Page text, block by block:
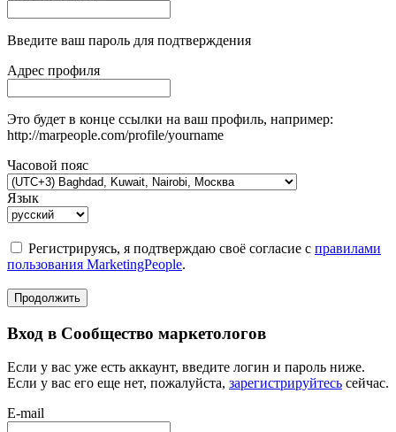
Введите ваш пароль для подтверждения
Адрес профиля
Это будет в конце ссылки на ваш профиль, например:
http://marpeople.com/profile/yourname
Часовой пояс
Язык
Регистрируясь, я подтверждаю своё согласие с правилами
пользования MarketingPeople.
Продолжить
Вход в Сообщество маркетологов
Если у вас уже есть аккаунт, введите логин и пароль ниже.
Если у вас его еще нет, пожалуйста, зарегистрируйтесь сейчас.
E-mail